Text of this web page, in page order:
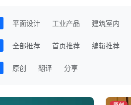
平面设计 工业产品 建筑室内
全部推荐 首页推荐 编辑推荐
原创 翻译 分享